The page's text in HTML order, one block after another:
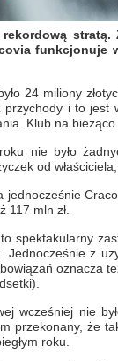
funkcjonuje
24 miliony
i to
Klub na bieżąco
nie było
od
117 mln zł.
spektakularny
z
oznacza
wcześniej nie
przekonany, że
roku.